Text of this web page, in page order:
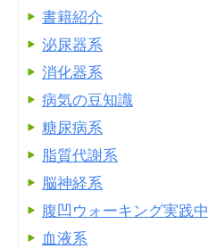
書籍紹介
泌尿器系
消化器系
病気の豆知識
糖尿病系
脂質代謝系
脳神経系
腹凹ウォーキング実践中
血液系